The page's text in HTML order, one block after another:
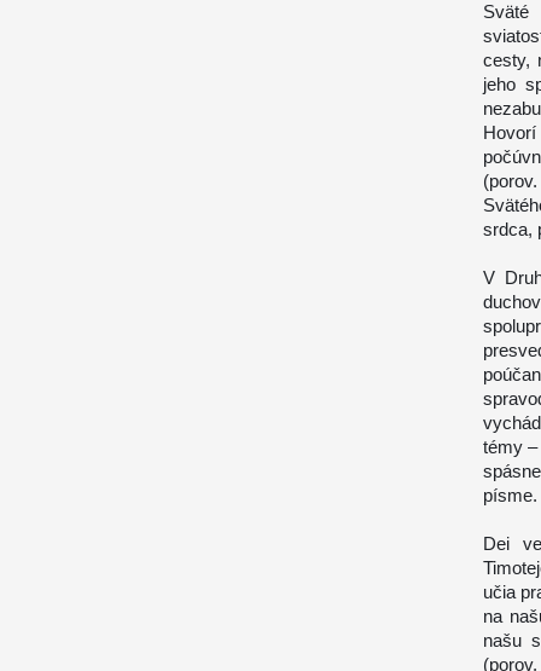
Sväté
cesty,
jeho
srdca,
V
témy
písme.
Dei
učia
na
našu